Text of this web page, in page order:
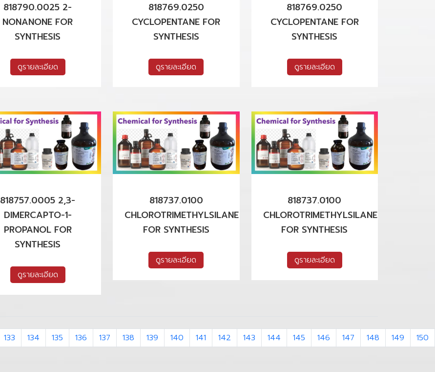
818790.0025 2-
NONANONE FOR
SYNTHESIS
ดูรายละเอียด
818769.0250
CYCLOPENTANE FOR
SYNTHESIS
ดูรายละเอียด
818769.0250
CYCLOPENTANE FOR
SYNTHESIS
ดูรายละเอียด
818757.0005 2,3-
DIMERCAPTO-1-
PROPANOL FOR
SYNTHESIS
ดูรายละเอียด
818737.0100
CHLOROTRIMETHYLSILANE
FOR SYNTHESIS
ดูรายละเอียด
818737.0100
CHLOROTRIMETHYLSILANE
FOR SYNTHESIS
ดูรายละเอียด
133 134 135 136 137 138 139 140 141 142 143 144 145 146 147 148 149 150